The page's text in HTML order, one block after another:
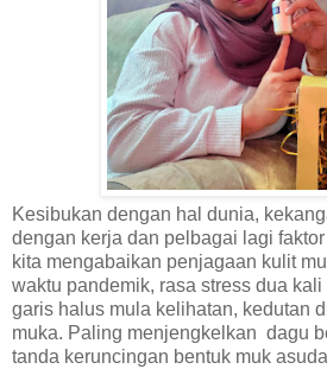
Kesibukan dengan hal dunia,
dengan kerja dan pelbagai lagi
kita mengabaikan penjagaan kulit
waktu pandemik, rasa stress dua
garis halus mula kelihatan, kedutan
muka. Paling menjengkelkan dagu
tanda keruncingan bentuk muk